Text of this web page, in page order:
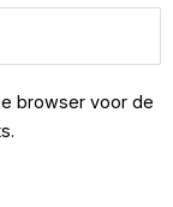
browser voor de